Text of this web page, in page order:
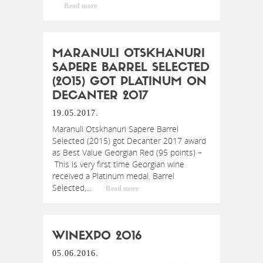
Read more
MARANULI OTSKHANURI
SAPERE BARREL SELECTED
(2015) GOT PLATINUM ON
DECANTER 2017
19.05.2017.
Maranuli Otskhanuri Sapere Barrel
Selected (2015) got Decanter 2017 award
as Best Value Georgian Red (95 points) –
This is very first time Georgian wine
received a Platinum medal. Barrel
Selected,...
Read more
WINEXPO 2016
05.06.2016.